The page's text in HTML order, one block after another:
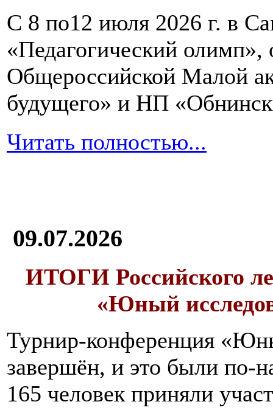
С 8 по12 июля 2026 г. в
«Педагогический олимп»,
Общероссийской Малой
будущего» и НП
Читать полностью...
09.07.2026
ИТОГИ Российского
«Юный
Турнир-конференция
завершён, и это были по-
165 человек приняли